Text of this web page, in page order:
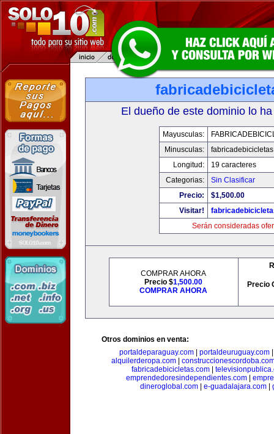
El dueño de este dominio lo
Mayusculas:
Minusculas:
Longitud:
19 caracteres
Categorias:
Sin Clasificar
Precio:
$1,500.00
Visitar!
Serán consideradas
COMPRAR AHORA
Precio $1,500.00
COMPRAR AHORA
Precio
Otros dominios en venta:
portaldeparaguay.com| portaldeuruguay.com
alquilerderopa.com|
fabricadebicicletas.com
emprendedoresindependientes.com|
dineroglobal.com
e-guadalajara.com